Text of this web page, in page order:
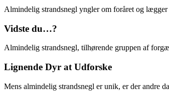
Almindelig strandsnegl yngler om foråret og
Vidste du…?
Almindelig strandsnegl, tilhørende gruppen af
Lignende Dyr at Udforske
Mens almindelig strandsnegl er unik, er der andre